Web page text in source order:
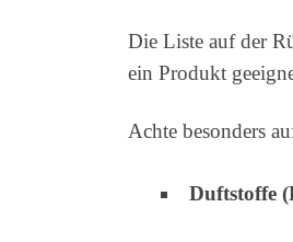
Die Liste auf der
ein Produkt
Achte besonders
Duftstoffe